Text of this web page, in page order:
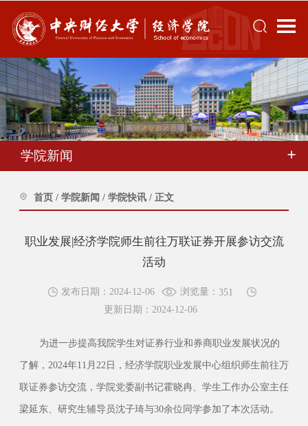
学院新闻
首页 / 学院新闻 / 学院快讯 / 正文
职业发展|经济学院师生前往万联证券开展参访交流
活动
发布日期：2024-12-06 浏览量： 351
更新日期：2024-12-06
为进一步提高我院学生对证券行业和券商职业发展状况的
了解，2024年11月22日，经济学院职业发展中心组织师生前往万
联证券参访交流，学院党委副书记霍晓冉、学生工作办公室主任
梁延东、研究生辅导员沈子琦与30余位同学参加了本次活动。